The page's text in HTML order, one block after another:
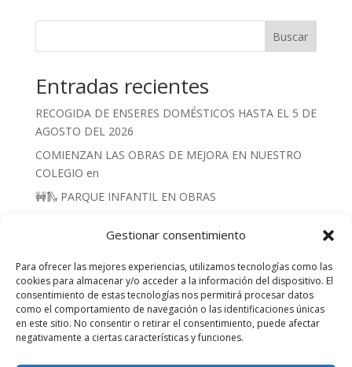
Gestionar consentimiento
Para ofrecer las mejores experiencias, utilizamos tecnologías como las
cookies para almacenar y/o acceder a la información del dispositivo. El
consentimiento de estas tecnologías nos permitirá procesar datos
como el comportamiento de navegación o las identificaciones únicas
en este sitio. No consentir o retirar el consentimiento, puede afectar
negativamente a ciertas características y funciones.
Buscar
Entradas recientes
RECOGIDA DE ENSERES DOMÉSTICOS HASTA EL 5 DE
AGOSTO DEL 2026
COMIENZAN LAS OBRAS DE MEJORA EN NUESTRO
COLEGIO en
🚧🛝 PARQUE INFANTIL EN OBRAS
BÁSCULA MUNICIPAL REPARADA 2026
pie de pagina 1